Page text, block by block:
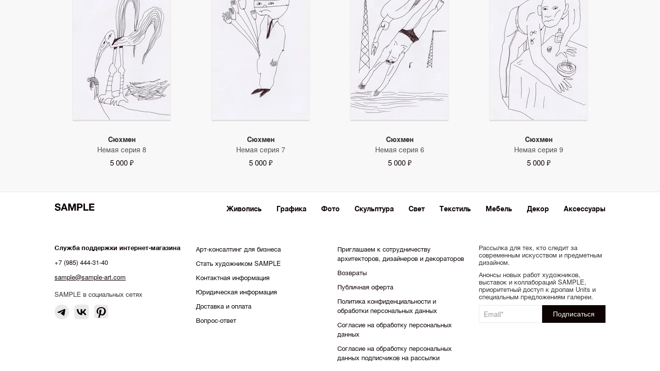
Сюхмен
Немая серия 8
5 000 ₽
Сюхмен
Немая серия 7
5 000 ₽
Сюхмен
Немая серия 6
5 000 ₽
Сюхмен
Немая серия 9
5 000 ₽
Живопись Графика Фото Скульптура Свет Текстиль Мебель Декор Аксессуары
Служба поддержки интернет-магазина
+7 (985) 444-31-40
sample@sample-art.com
SAMPLE в социальных сетях
Арт-консалтинг для бизнеса
Стать художником SAMPLE
Контактная информация
Юридическая информация
Доставка и оплата
Вопрос-ответ
Приглашаем к сотрудничеству
архитекторов, дизайнеров и декораторов
Возвраты
Публичная оферта
Политика конфиденциальности и
обработки персональных данных
Согласие на обработку персональных
данных
Согласие на обработку персональных
данных подписчиков на рассылки
Рассылка для тех, кто следит за
современным искусством и предметным
дизайном.
Анонсы новых работ художников,
выставок и коллабораций SAMPLE,
приоритетный доступ к дропам Units и
специальным предложениям галереи.